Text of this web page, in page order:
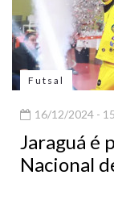
Futsal
16/12/2024 -
Jaraguá é
Nacional